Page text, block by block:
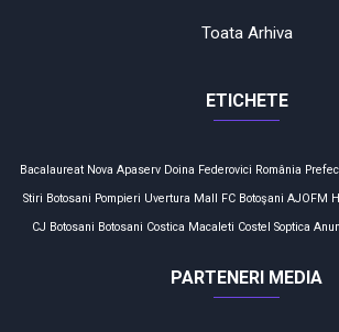
Toata Arhiva
ETICHETE
Bacalaureat Nova Apaserv Doina Federovici România
Stiri Botosani Pompieri Uvertura Mall FC Botoşani AJOFM
CJ Botosani Botosani Costica Macaleti Costel Soptica
PARTENERI MEDIA